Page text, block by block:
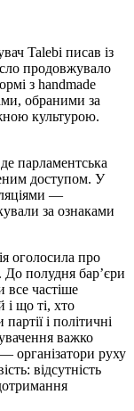
Talebi писав із
продовжувало
з handmade
обраними за
культурою.
парламентська
доступом. У
—
за ознаками
оголосила про
До полудня бар’єри
все частіше
і що ті, хто
і політичні
важко
організатори руху
відсутність